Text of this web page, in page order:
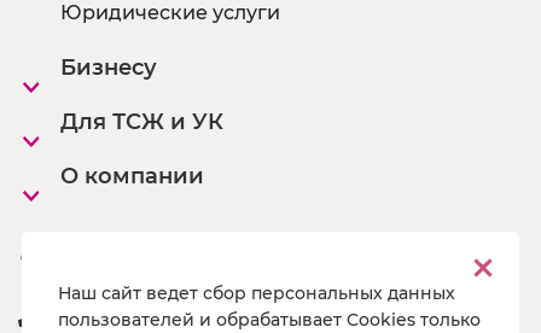
Юридические услуги
Бизнесу
Для ТСЖ и УК
О компании
8 800 222 55 19
Наш сайт ведет сбор персональных данных
пользователей и обрабатывает Cookies только